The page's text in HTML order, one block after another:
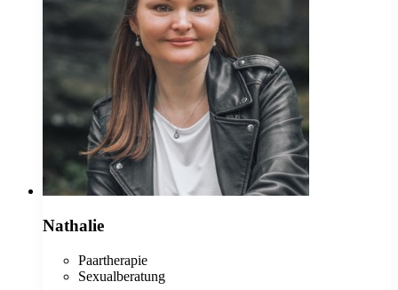
Nathalie
Paartherapie
Sexualberatung